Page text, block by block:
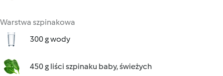
Warstwa szpinakowa
300 g wody
450 g liści szpinaku baby, świeżych